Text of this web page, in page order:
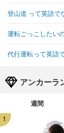
登山道 って英語で
運転ごっこしたい
代行運転って英語
アンカーラ
週間
1